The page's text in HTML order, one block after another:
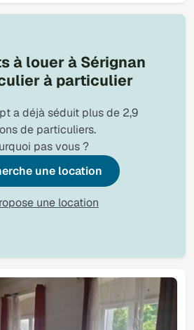
à louer à Sérignan
à particulier
a déjà séduit plus de 2,9
de particuliers.
pas vous ?
une location
une location